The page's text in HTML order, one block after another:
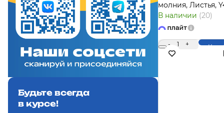
Будьте всегда
в курсе!
молния, Листья,
В наличии (20)
- 1 +